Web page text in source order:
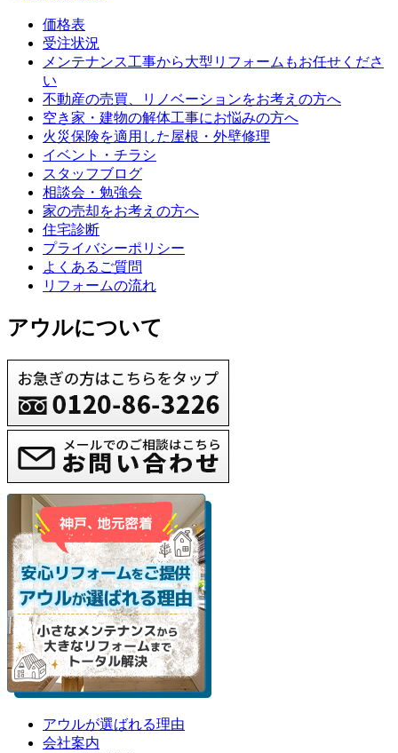
価格表
受注状況
メンテナンス工事から大型リフォームもお任せくださ
い
不動産の売買、リノベーションをお考えの方へ
空き家・建物の解体工事にお悩みの方へ
火災保険を適用した屋根・外壁修理
イベント・チラシ
スタッフブログ
相談会・勉強会
家の売却をお考えの方へ
住宅診断
プライバシーポリシー
よくあるご質問
リフォームの流れ
アウルについて
アウルが選ばれる理由
会社案内